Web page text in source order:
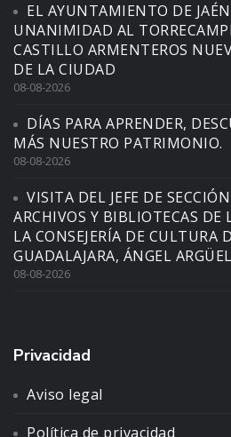
EL AYUNTAMIENTO DE
UNANIMIDAD AL
CASTILLO ARMENTEROS
DE LA CIUDAD
08-08-2026
DÍAS PARA APRENDER,
MÁS NUESTRO PATRIMONIO.
08-08-2026
VISITA DEL JEFE DE
ARCHIVOS Y BIBLIOTECAS DE
LA CONSEJERÍA DE CULTURA
GUADALAJARA, ÁNGEL
08-08-2026
Privacidad
Aviso legal
Política de privacidad